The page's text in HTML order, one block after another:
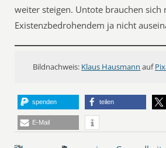
weiter steigen. Untote brauchen sich
Existenzbedrohendem ja nicht
Bildnachweis: Klaus Hausmann auf
spenden teilen
E-Mail